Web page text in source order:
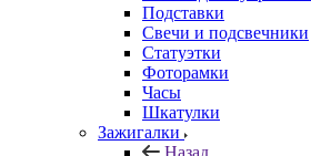
Подставки
Свечи и подсвечники
Статуэтки
Фоторамки
Часы
Шкатулки
Зажигалки
Назад